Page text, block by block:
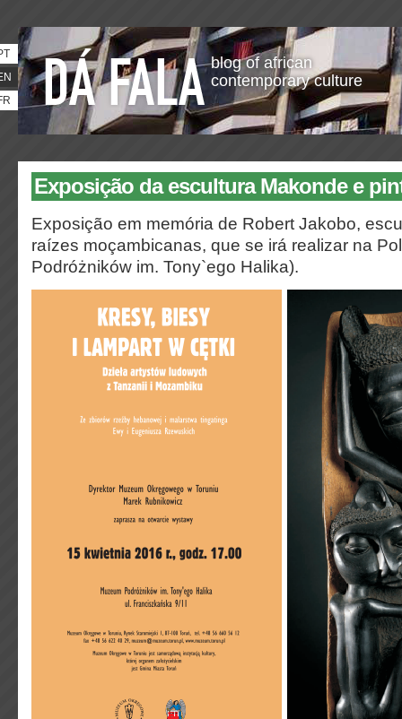
blog of african
contemporary culture
Exposição da escultura Makonde e
Exposição em memória de Robert Jakobo,
raízes moçambicanas, que se irá realizar na
Podróżników im. Tony`ego Halika).